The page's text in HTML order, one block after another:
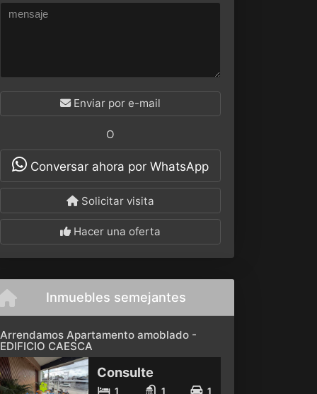
Enviar por e-mail
O
Conversar ahora por WhatsApp
Solicitar visita
Hacer una oferta
Inmuebles semejantes
Arrendamos Apartamento amoblado -
EDIFICIO CAESCA
Consulte
1 1 1